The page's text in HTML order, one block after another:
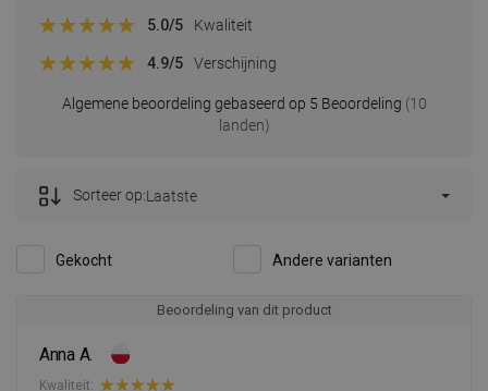
Algemene beoordeling gebaseerd op 5 Beoordeling (10
landen)
5.0/5 Kwaliteit
4.9/5 Verschijning
Gekocht Andere varianten
Sorteer op:Laatste
Beoordeling van dit product
Anna A.
Kwaliteit: